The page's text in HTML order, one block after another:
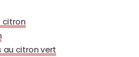
citron
citron vert